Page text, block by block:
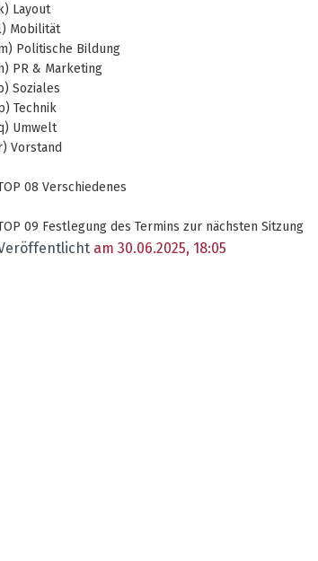
k) Layout
Mobilität
Politische Bildung
PR & Marketing
Soziales
Technik
Umwelt
Vorstand
08 Verschiedenes
09 Festlegung des Termins zur nächsten Sitzung
am 30.06.2025, 18:05